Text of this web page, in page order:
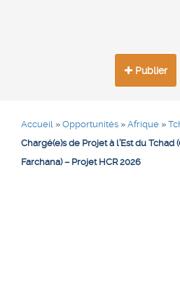
Publier
Accueil » Opportunités » Afrique »
Chargé(e)s de Projet à l’Est du Tchad
Farchana) – Projet HCR 2026